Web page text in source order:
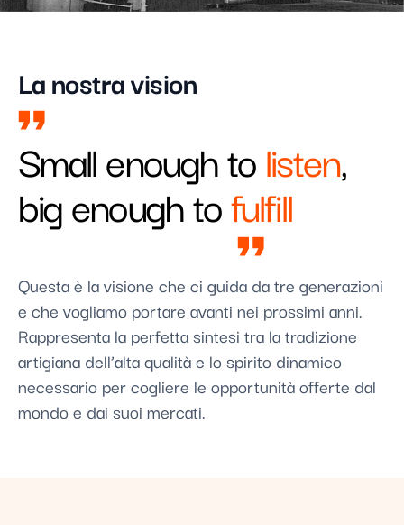
La nostra vision
Small enough tolisten,
big enough tofulfill
Questa è la visione che ci guida da tre generazioni
e che vogliamo portare avanti nei prossimi anni.
Rappresenta la perfetta sintesi tra la tradizione
artigiana dell’alta qualità e lo spirito dinamico
necessario per cogliere le opportunità offerte dal
mondo e dai suoi mercati.